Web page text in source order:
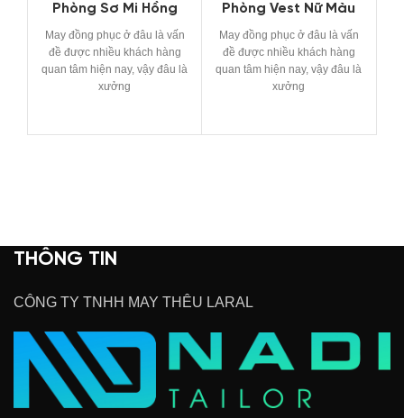
Phòng Sơ Mi Hồng
Nhạt – Mã Số 19
May đồng phục ở đâu là vấn
đề được nhiều khách hàng
quan tâm hiện nay, vậy đâu là
xưởng
Phòng Vest Nữ Màu
Xám – Mã Số 18
May đồng phục ở đâu là vấn
đề được nhiều khách hàng
quan tâm hiện nay, vậy đâu là
xưởng
THÔNG TIN
CÔNG TY TNHH MAY THÊU LARAL